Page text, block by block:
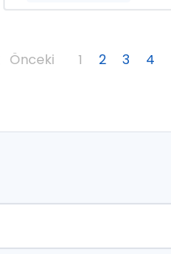
Önceki 1 2 3 4